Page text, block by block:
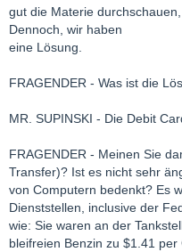
gut die Materie
Dennoch, wir haben
eine Lösung.
FRAGENDER - Was ist die
MR. SUPINSKI - Die Debit
FRAGENDER - Meinen Sie
Transfer)? Ist es nicht sehr
von Computern bedenkt? Es
Dienststellen, inclusive der
wie: Sie waren an der
bleifreien Benzin zu $1.41